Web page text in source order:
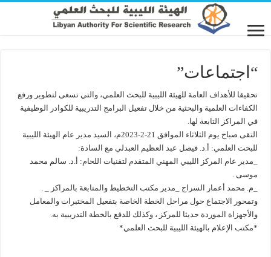
“اجتماعات”
تحقيقا للأهداف العامة للهيئة الليبية للبحث العلمي، والتي تسعى لتطوير ورفع
الكفاءات العلمية والبحثية من خلال تفعيل البرامج التدريبية للكوادر الوظيفية
في المراكز التابعة لها.
التقى صباح يوم الثلاثاء الموافق 21-2-2023م، السيد مدير عام الهيئة الليبية
للبحت العلمي: أ.د. فيصل عبد العظيم العبدلي مع السادة:
_مدير عام المركز الليبي المهني المتقدم لتقنيات اللحام: أ.د. سالم محمد
موسى .
_م. محمد أعمار السراج _مدير مكتب التخطيط والمتابعة بالمراكز _ .
وتمحور الاجتماع حول مراحل الخطة الخاصة بتفعيل المختبرات والمعامل
والأجهزاة الموردة حديثا للمركز ، وكذلك للدفع بالخطة التدريبية به.
*مكتب الإعلام بالهيئة الليبية للبحث العلمي*